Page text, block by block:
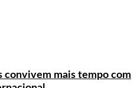
convivem mais tempo com